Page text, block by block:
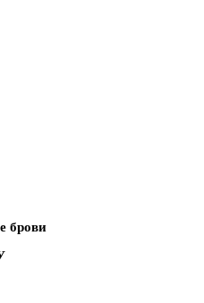
брови